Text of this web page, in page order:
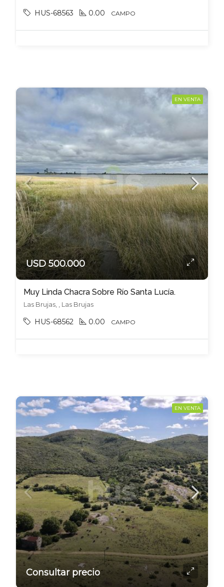
HUS-68563 0.00 CAMPO
EN VENTA
USD 500.000
Muy Linda Chacra Sobre Río Santa Lucía.
Las Brujas, , Las Brujas
HUS-68562 0.00 CAMPO
EN VENTA
Consultar precio